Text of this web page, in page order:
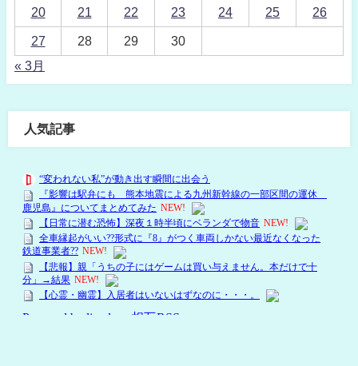
20 21 22 23 24 25 26
27 28 29
30
« 3月
人気記事